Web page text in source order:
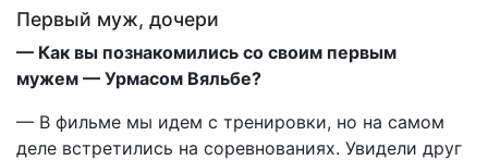
Первый муж, дочери
— Как вы познакомились со своим первым
мужем — Урмасом Вяльбе?
— В фильме мы идем с тренировки, но на самом
деле встретились на соревнованиях. Увидели друг